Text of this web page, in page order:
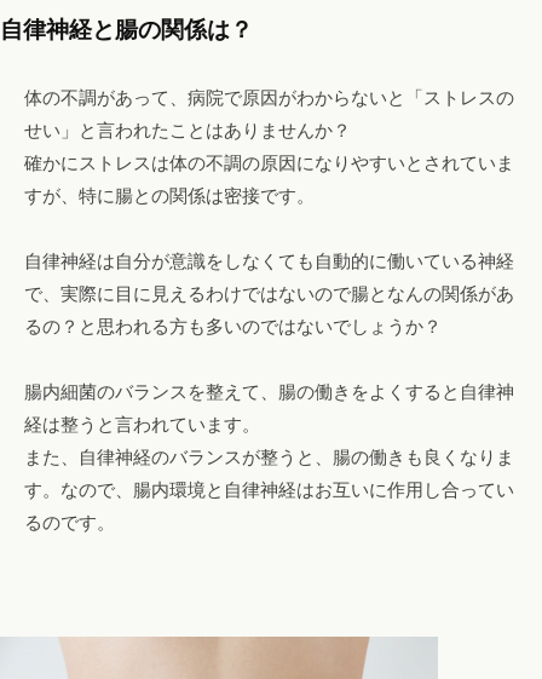
自律神経と腸の関係は？
体の不調があって、病院で原因がわからないと「ストレスの
せい」と言われたことはありませんか？
確かにストレスは体の不調の原因になりやすいとされていま
すが、特に腸との関係は密接です。
自律神経は自分が意識をしなくても自動的に働いている神経
で、実際に目に見えるわけではないので腸となんの関係があ
るの？と思われる方も多いのではないでしょうか？
腸内細菌のバランスを整えて、腸の働きをよくすると自律神
経は整うと言われています。
また、自律神経のバランスが整うと、腸の働きも良くなりま
す。なので、腸内環境と自律神経はお互いに作用し合ってい
るのです。